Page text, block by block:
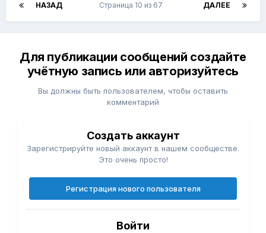
НАЗАД ДАЛЕЕ
Страница 10 из 67
Для публикации сообщений создайте
учётную запись или авторизуйтесь
Вы должны быть пользователем, чтобы оставить
комментарий
Создать аккаунт
Зарегистрируйте новый аккаунт в нашем сообществе.
Это очень просто!
Регистрация нового пользователя
Войти